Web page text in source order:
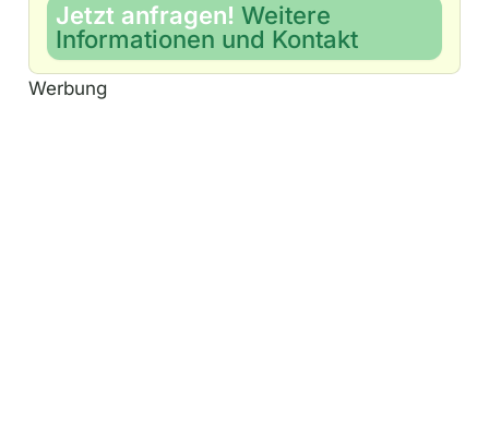
Jetzt anfragen! Weitere
Informationen und Kontakt
Werbung